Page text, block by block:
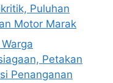
Puluhan
Motor Marak
Petakan
Penanganan